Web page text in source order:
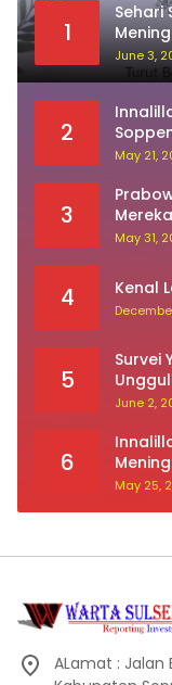
1
Sehari
June 3,
2
May 21,
3
May 31,
4 Kenal
5
Survei
June 2,
6
May 25,
ALamat : Jalan